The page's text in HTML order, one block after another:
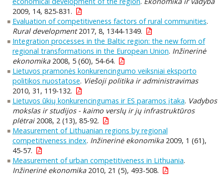
2009, 14, 825-831.
Evaluation of competitiveness factors of rural communities.
Rural development2017, 8, 1344-1349.
Integration processes in the Baltic region: the new form of
regional transformations in the European Union. Inžinerinė
ekonomika2008, 5 (60), 54-64.
Lietuvos pramonės konkurencingumo veiksniai eksporto
politikos nuostatose. Viešoji politika ir administravimas
2010, 31, 119-132.
Lietuvos ūkių konkurencingumas ir ES paramos įtaka. Vadybos
mokslas ir studijos - kaimo verslų ir jų infrastruktūros
plėtrai2008, 2 (13), 85-92.
Measurement of Lithuanian regions by regional
competitiveness index. Inžinerinė ekonomika2009, 1 (61),
45-57.
Measurement of urban competitiveness in Lithuania.
Inžinerinė ekonomika2010, 21 (5), 493-508.